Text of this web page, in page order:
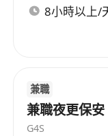
8小時以上/
兼職
兼職夜更保安
G4S